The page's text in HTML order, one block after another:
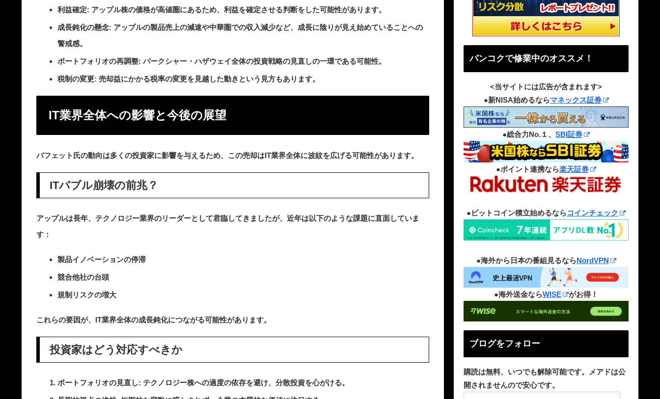
利益確定: アップル株の価格が高値圏にあるため、利益を確定させる判断をした可能性があります。
成長鈍化の懸念: アップルの製品売上の減速や中華圏での収入減少など、成長に陰りが見え始めていることへの
警戒感。
ポートフォリオの再調整: バークシャー・ハザウェイ全体の投資戦略の見直しの一環である可能性。
税制の変更: 売却益にかかる税率の変更を見越した動きという見方もあります。
IT業界全体への影響と今後の展望
バフェット氏の動向は多くの投資家に影響を与えるため、この売却はIT業界全体に波紋を広げる可能性があります。
ITバブル崩壊の前兆？
アップルは長年、テクノロジー業界のリーダーとして君臨してきましたが、近年は以下のような課題に直面していま
す：
製品イノベーションの停滞
競合他社の台頭
規制リスクの増大
これらの要因が、IT業界全体の成長鈍化につながる可能性があります。
投資家はどう対応すべきか
ポートフォリオの見直し: テクノロジー株への過度の依存を避け、分散投資を心がける。
バンコクで修業中のオススメ！
<当サイトには広告が含まれます>
●新NISA始めるならマネックス証券
●総合力No.１、 SBI証券
●ポイント連携なら楽天証券
●ビットコイン積立始めるならコインチェック
●海外から日本の番組見るならNordVPN
●海外送金ならWISE がお得！
ブログをフォロー
購読は無料、いつでも解除可能です。メアドは公
開されませんので安心です。